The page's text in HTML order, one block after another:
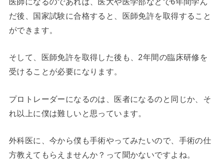
だ後、国家試験に合格すると、医師免許を取得すること
ができます。
そして、医師免許を取得した後も、2年間の臨床研修を
受けることが必要になります。
プロトレーダーになるのは、医者になるのと同じか、そ
れ以上に僕は難しいと思っています。
外科医に、今から僕も手術やってみたいので、手術の仕
方教えてもらえませんか？って聞かないですよね。